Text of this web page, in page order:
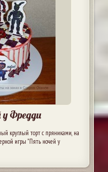
Фредди
круглый торт с пряниками, на
игры "Пять ночей у